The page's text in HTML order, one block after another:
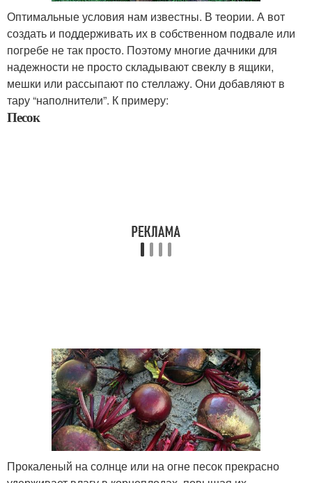
Оптимальные условия нам известны. В теории. А вот
создать и поддерживать их в собственном подвале или
погребе не так просто. Поэтому многие дачники для
надежности не просто складывают свеклу в ящики,
мешки или рассыпают по стеллажу. Они добавляют в
тару “наполнители”. К примеру:
Песок
Прокаленый на солнце или на огне песок прекрасно